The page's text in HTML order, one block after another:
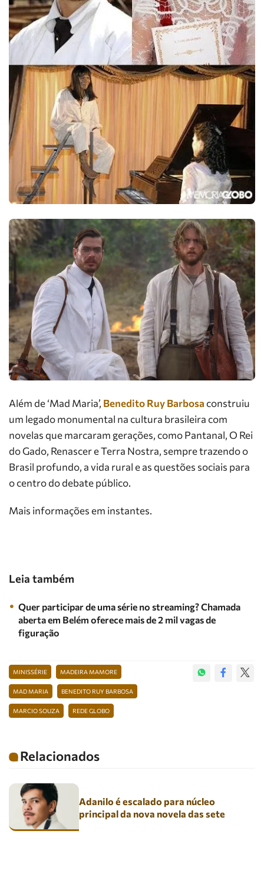
Além de ‘Mad Maria’, Benedito Ruy Barbosaconstruiu
um legado monumental na cultura brasileira com
novelas que marcaram gerações, como Pantanal, O Rei
do Gado, Renascer e Terra Nostra, sempre trazendo o
Brasil profundo, a vida rural e as questões sociais para
o centro do debate público.
Mais informações em instantes.
Leia também
Quer participar de uma série no streaming? Chamada
aberta em Belém oferece mais de 2 mil vagas de
figuração
MINISSÉRIE MADEIRA MAMORE
MAD MARIA BENEDITO RUY BARBOSA
MARCIO SOUZA REDE GLOBO
Relacionados
Adanilo é escalado para núcleo
principal da nova novela das sete